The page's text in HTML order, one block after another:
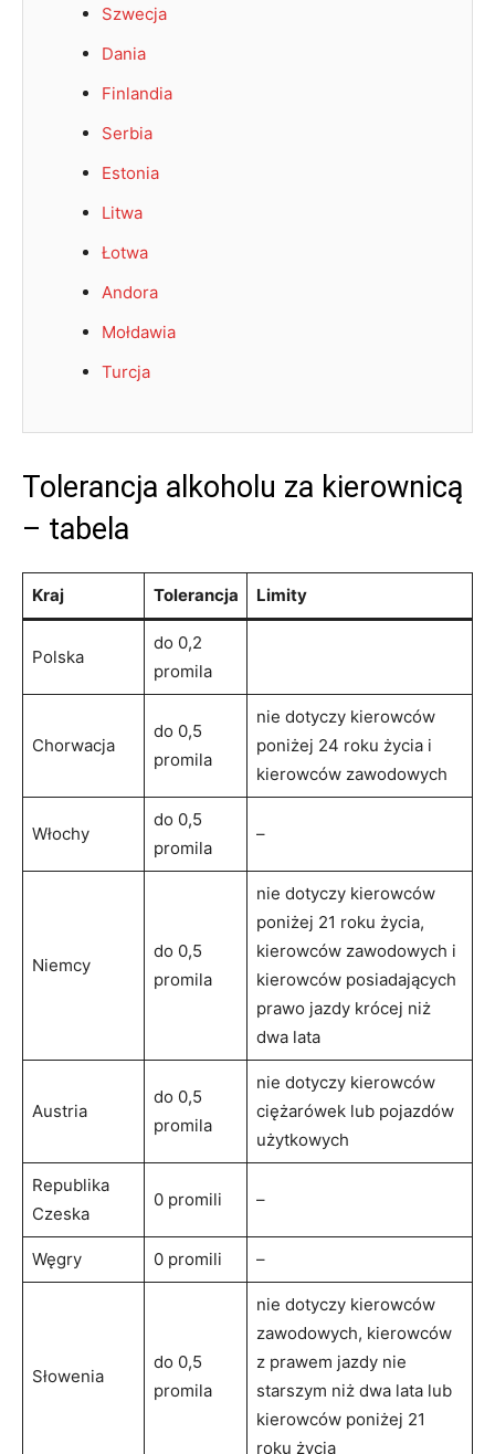
Szwecja
Dania
Finlandia
Serbia
Estonia
Litwa
Łotwa
Andora
Mołdawia
Turcja
Tolerancja alkoholu za kierownicą
– tabela
Kraj Tolerancja Limity
Polska
do 0,2
promila
Chorwacja
do 0,5
promila
nie dotyczy kierowców
poniżej 24 roku życia i
kierowców zawodowych
Włochy
do 0,5
promila
–
Niemcy
do 0,5
promila
nie dotyczy kierowców
poniżej 21 roku życia,
kierowców zawodowych i
kierowców posiadających
prawo jazdy krócej niż
dwa lata
Austria
do 0,5
promila
nie dotyczy kierowców
ciężarówek lub pojazdów
użytkowych
Republika
Czeska
0 promili –
Węgry 0 promili –
Słowenia
do 0,5
promila
nie dotyczy kierowców
zawodowych, kierowców
z prawem jazdy nie
starszym niż dwa lata lub
kierowców poniżej 21
roku życia